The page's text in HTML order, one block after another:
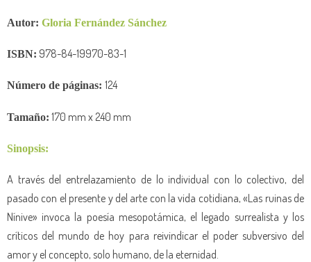
Autor: Gloria Fernández Sánchez
ISBN: 978-84-19970-83-1
Número de páginas: 124
Tamaño: 170 mm x 240 mm
Sinopsis:
A través del entrelazamiento de lo individual con lo colectivo, del
pasado con el presente y del arte con la vida cotidiana, «Las ruinas de
Nínive» invoca la poesía mesopotámica, el legado surrealista y los
críticos del mundo de hoy para reivindicar el poder subversivo del
amor y el concepto, solo humano, de la eternidad.